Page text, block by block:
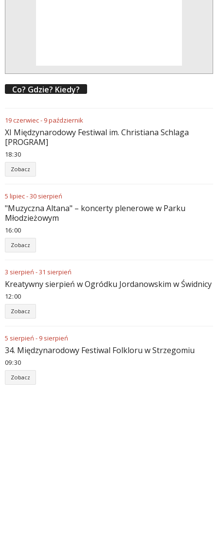
Co? Gdzie? Kiedy?
19czerwiec- 9październik
XI Międzynarodowy Festiwal im. Christiana Schlaga
[PROGRAM]
18:30
Zobacz
5 lipiec-30 sierpień
"Muzyczna Altana" – koncerty plenerowe w Parku
Młodzieżowym
16:00
Zobacz
3 sierpień -31 sierpień
Kreatywny sierpień w Ogródku Jordanowskim w Świdnicy
12:00
Zobacz
5 sierpień - 9 sierpień
34. Międzynarodowy Festiwal Folkloru w Strzegomiu
09:30
Zobacz